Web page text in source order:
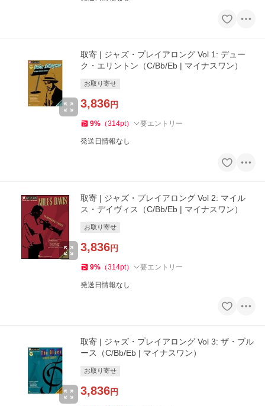
取寄 | ジャズ・プレイアロング Vol 1: デュー
ク・エリントン（C/Bb/Eb | マイナスワン）
お取り寄せ
3,836円
9% （314pt） 要エントリー
発送日情報なし
取寄 | ジャズ・プレイアロング Vol 2: マイル
ス・デイヴィス（C/Bb/Eb | マイナスワン）
お取り寄せ
3,836円
9% （314pt） 要エントリー
発送日情報なし
取寄 | ジャズ・プレイアロング Vol 3: ザ・ブル
ース（C/Bb/Eb | マイナスワン）
お取り寄せ
3,836円